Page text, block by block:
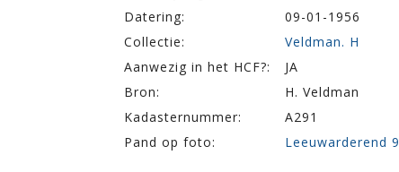
Datering:
09-01-1956
Collectie:
Veldman. H
Aanwezig in het HCF?:
JA
Bron:
H. Veldman
Kadasternummer:
A291
Pand op foto:
Leeuwarderend 9